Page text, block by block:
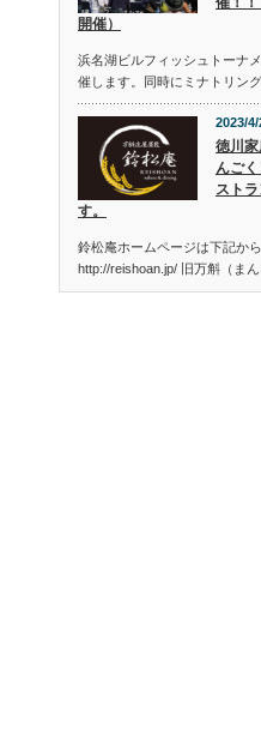
開催）
浜名湖ビルフィッシュトーナ
催します。同時にミナトリン
2023/4/
徳川
んご
スト
す。
鈴松庵ホームページは下記か
http://reishoan.jp/ 旧万斛（まん